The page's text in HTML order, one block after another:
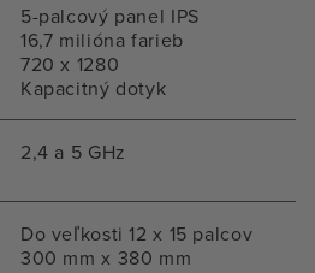
5-palcový panel IPS
16,7 milióna farieb
720 x 1280
Kapacitný dotyk
2,4 a 5 GHz
Do veľkosti 12 x 15 palcov
300 mm x 380 mm